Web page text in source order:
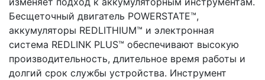
Бесщеточный двигатель POWERSTATE™,
аккумуляторы REDLITHIUM™ и электронная
система REDLINK PLUS™ обеспечивают высокую
производительность, длительное время работы и
долгий срок службы устройства. Инструмент